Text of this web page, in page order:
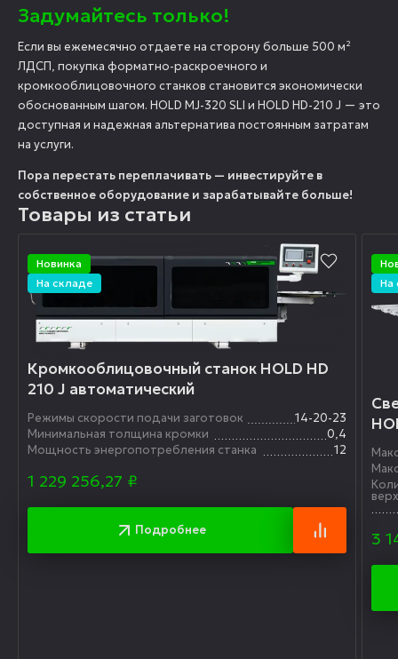
Задумайтесь только!
Если вы ежемесячно отдаете на сторону больше 500 м²
ЛДСП, покупка форматно-раскроечного и
кромкооблицовочного станков становится экономически
обоснованным шагом. HOLD MJ-320 SLI и HOLD HD-210 J — это
доступная и надежная альтернатива постоянным затратам
на услуги.
Пора перестать переплачивать — инвестируйте в
собственное оборудование и зарабатывайте больше!
Товары из статьи
Новинка
На складе
Кромкооблицовочный станок HOLD HD
210 J автоматический
Режимы скорости подачи заготовок
14-20-23
Минимальная толщина кромки
0,4
Мощность энергопотребления станка
12
1 229 256,27 ₽
Подробнее
На
3